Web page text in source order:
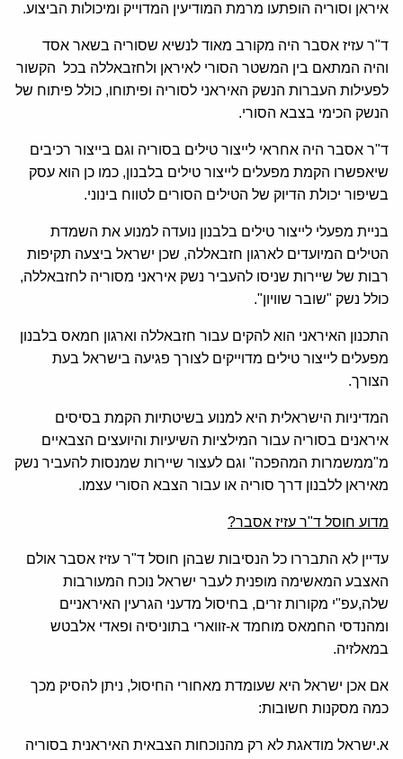
איראן וסוריה הופתעו מרמת המודיעין המדוייק ומיכולות הביצוע.
ד"ר עזיז אסבר היה מקורב מאוד לנשיא שסוריה בשאר אסד
והיה המתאם בין המשטר הסורי לאיראן ולחזבאללה בכל הקשור
לפעילות העברות הנשק האיראני לסוריה ופיתוחו, כולל פיתוח של
הנשק הכימי בצבא הסורי.
ד"ר אסבר היה אחראי לייצור טילים בסוריה וגם בייצור רכיבים
שיאפשרו הקמת מפעלים לייצור טילים בלבנון, כמו כן הוא עסק
בשיפור יכולת הדיוק של הטילים הסורים לטווח בינוני.
בניית מפעלי לייצור טילים בלבנון נועדה למנוע את השמדת
הטילים המיועדים לארגון חזבאללה, שכן ישראל ביצעה תקיפות
רבות של שיירות שניסו להעביר נשק איראני מסוריה לחזבאללה,
כולל נשק "שובר שוויון".
התכנון האיראני הוא להקים עבור חזבאללה וארגון חמאס בלבנון
מפעלים לייצור טילים מדוייקים לצורך פגיעה בישראל בעת
הצורך.
המדיניות הישראלית היא למנוע בשיטתיות הקמת בסיסים
איראנים בסוריה עבור המילציות השיעיות והיועצים הצבאיים
מ"ממשמרות המהפכה" וגם לעצור שיירות שמנסות להעביר נשק
מאיראן ללבנון דרך סוריה או עבור הצבא הסורי עצמו.
מדוע חוסל ד"ר עזיז אסבר?
עדיין לא התבררו כל הנסיבות שבהן חוסל ד"ר עזיז אסבר אולם
האצבע המאשימה מופנית לעבר ישראל נוכח המעורבות
שלה,עפ"י מקורות זרים, בחיסול מדעני הגרעין האיראניים
ומהנדסי החמאס מוחמד א-זווארי בתוניסיה ופאדי אלבטש
במאלזיה.
אם אכן ישראל היא שעומדת מאחורי החיסול, ניתן להסיק מכך
כמה מסקנות חשובות:
א.ישראל מודאגת לא רק מהנוכחות הצבאית האיראנית בסוריה